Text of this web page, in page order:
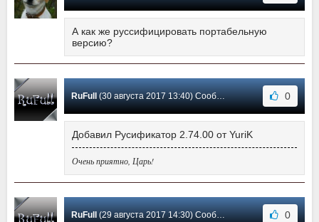
А как же руссифицировать портабельную
версию?
RuFull (30 августа 2017 13:40) Сообщение #98 0
Добавил Русификатор 2.74.00 от YuriK
Очень приятно, Царь!
RuFull (29 августа 2017 14:30) Сообщение #97 0